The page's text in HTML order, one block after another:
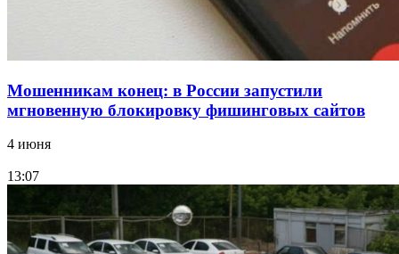
Мошенникам конец: в России запустили
мгновенную блокировку фишинговых сайтов
4 июня
13:07